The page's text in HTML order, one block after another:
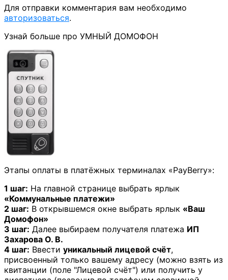
Для отправки комментария вам необходимо
авторизоваться.
Узнай больше про УМНЫЙ ДОМОФОН
Этапы оплаты в платёжных терминалах «PayBerry»:
1 шаг: На главной странице выбрать ярлык
«Коммунальные платежи»
2 шаг: В открывшемся окне выбрать ярлык «Ваш
Домофон»
3 шаг: Далее выбираем получателя платежа ИП
Захарова О. В.
4 шаг: Ввести уникальный лицевой счёт,
присвоенный только вашему адресу (можно взять из
квитанции (поле "Лицевой счёт") или получить у